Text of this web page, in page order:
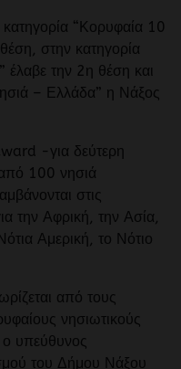
“Κορυφαία 10
στην κατηγορία
την 2η θέση και
– Ελλάδα” η Νάξος
-για δεύτερη
100 νησιά
στις
την Αφρική, την Ασία,
Αμερική, το Νότιο
από τους
νησιωτικούς
υπεύθυνος
του Δήμου Νάξου